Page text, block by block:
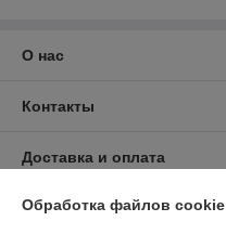
О нас
Контакты
Доставка и оплата
График работы
Обработка файлов cookie